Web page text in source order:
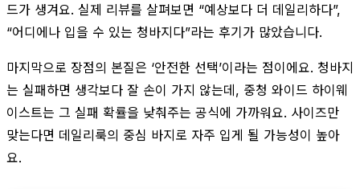
드가 생겨요. 실제 리뷰를 살펴보면 “예상보다 더 데일리하다”,
“어디에나 입을 수 있는 청바지다”라는 후기가 많았습니다.
마지막으로 장점의 본질은 ‘안전한 선택’이라는 점이에요. 청바지
는 실패하면 생각보다 잘 손이 가지 않는데, 중청 와이드 하이웨
이스트는 그 실패 확률을 낮춰주는 공식에 가까워요. 사이즈만
맞는다면 데일리룩의 중심 바지로 자주 입게 될 가능성이 높아
요.